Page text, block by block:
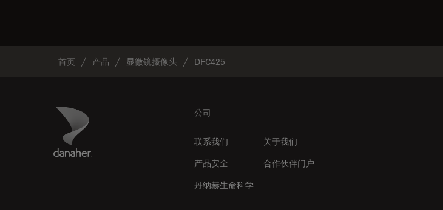
首页 产品 显微镜摄像头 DFC425
Danaher Logo 公司
联系我们
关于我们
产品安全
合作伙伴门户
丹纳赫生命科学